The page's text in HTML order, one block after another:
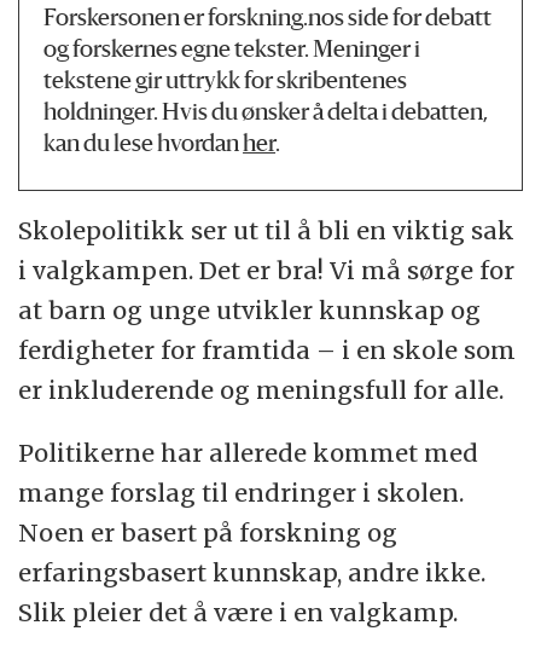
Forskersonen er forskning.nos side for debatt
og forskernes egne tekster. Meninger i
tekstene gir uttrykk for skribentenes
holdninger. Hvis du ønsker å delta i debatten,
kan du lese hvordanher.
Skolepolitikk ser ut til å bli en viktig sak
i valgkampen. Det er bra! Vi må sørge for
at barn og unge utvikler kunnskap og
ferdigheter for framtida – i en skole som
er inkluderende og meningsfull for alle.
Politikerne har allerede kommet med
mange forslag til endringer i skolen.
Noen er basert på forskning og
erfaringsbasert kunnskap, andre ikke.
Slik pleier det å være i en valgkamp.